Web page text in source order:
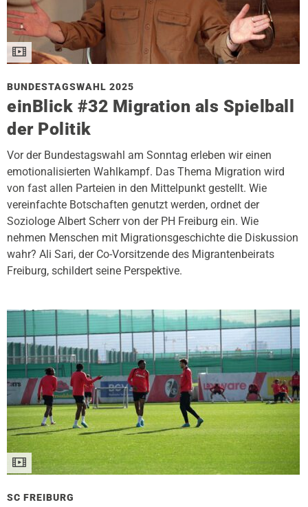
BUNDESTAGSWAHL 2025
einBlick #32 Migration als Spielball
der Politik
Vor der Bundestagswahl am Sonntag erleben wir einen
emotionalisierten Wahlkampf. Das Thema Migration wird
von fast allen Parteien in den Mittelpunkt gestellt. Wie
vereinfachte Botschaften genutzt werden, ordnet der
Soziologe Albert Scherr von der PH Freiburg ein. Wie
nehmen Menschen mit Migrationsgeschichte die Diskussion
wahr? Ali Sari, der Co-Vorsitzende des Migrantenbeirats
Freiburg, schildert seine Perspektive.
SC FREIBURG